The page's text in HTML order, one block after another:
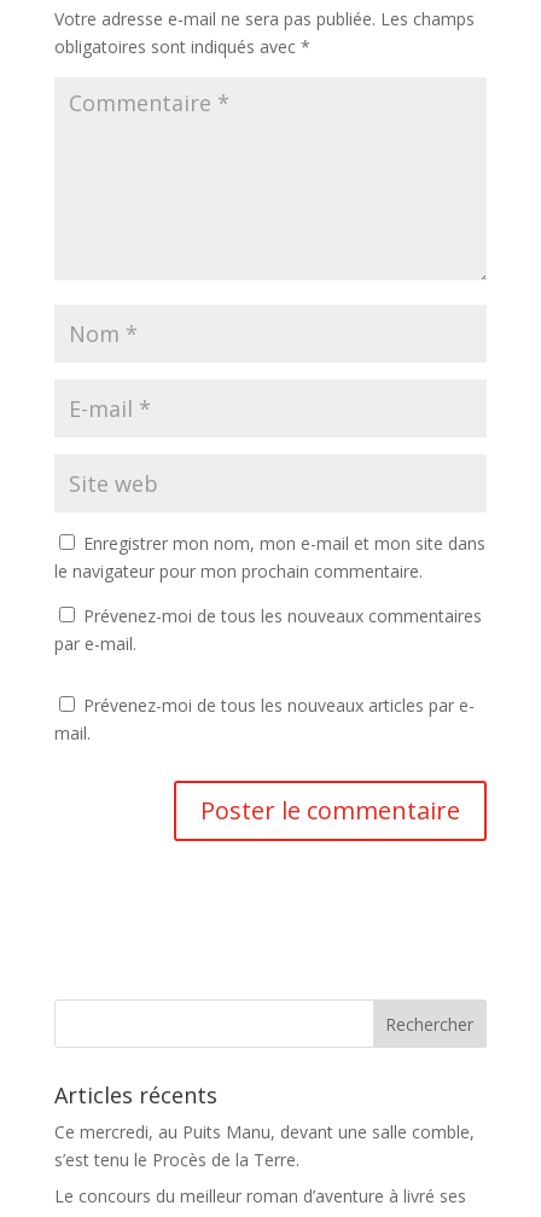
Votre adresse e-mail ne sera pas publiée. Les champs
obligatoires sont indiqués avec *
Enregistrer mon nom, mon e-mail et mon site dans
le navigateur pour mon prochain commentaire.
Prévenez-moi de tous les nouveaux commentaires
par e-mail.
Prévenez-moi de tous les nouveaux articles par e-
mail.
Articles récents
Ce mercredi, au Puits Manu, devant une salle comble,
s’est tenu le Procès de la Terre.
Le concours du meilleur roman d’aventure à livré ses